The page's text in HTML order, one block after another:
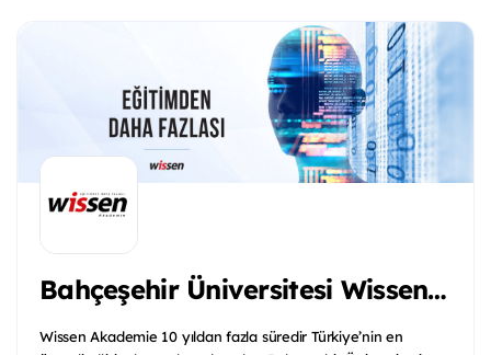
Bahçeşehir Üniversitesi Wissen Akademie
Wissen Akademie 10 yıldan fazla süredir Türkiye’nin en